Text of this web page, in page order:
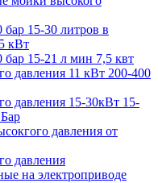
15-30 литров в
кВт
15-21 л мин 7,5 квт
давления 11 кВт 200-400
давления 15-30кВт 15-
давления от
давления
на электроприводе